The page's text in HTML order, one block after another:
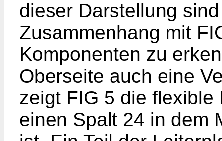
dieser Darstellung
Zusammenhang mit
Komponenten zu
Oberseite auch eine
zeigt FIG 5 die
einen Spalt 24 in dem